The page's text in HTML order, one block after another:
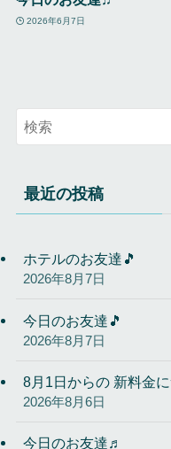
2026年6月7日
最近の投稿
ホテルのお友達🎵
2026年8月7日
今日のお友達🎵
2026年8月7日
8月1日からの 新料金
2026年8月6日
今日のお友達♬